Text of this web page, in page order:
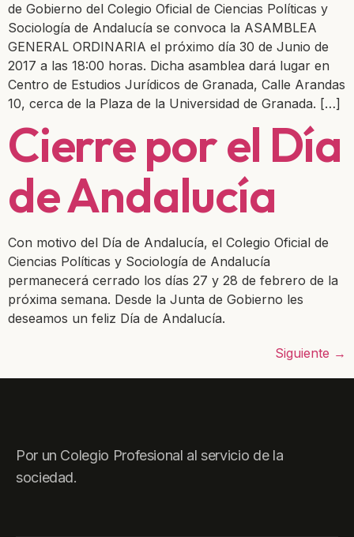
de Gobierno del Colegio Oficial de Ciencias Políticas y
Sociología de Andalucía se convoca la ASAMBLEA
GENERAL ORDINARIA el próximo día 30 de Junio de
2017 a las 18:00 horas. Dicha asamblea dará lugar en
Centro de Estudios Jurídicos de Granada, Calle Arandas
10, cerca de la Plaza de la Universidad de Granada. […]
Cierre por el Día
de Andalucía
Con motivo del Día de Andalucía, el Colegio Oficial de
Ciencias Políticas y Sociología de Andalucía
permanecerá cerrado los días 27 y 28 de febrero de la
próxima semana. Desde la Junta de Gobierno les
deseamos un feliz Día de Andalucía.
Siguiente →
Por un Colegio Profesional al servicio de la
sociedad.